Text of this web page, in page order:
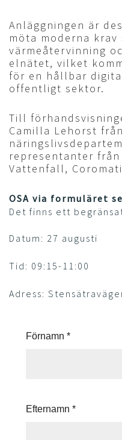
Anläggningen är
möta moderna
värmeåtervinning
elnätet, vilket
för en hållbar
offentligt sektor.
Till
Camilla Lehorst
representanter
Vattenfall,
OSA via formuläret
Det finns ett
Datum: 27 augusti
Tid: 09:15-11:00
Adress: